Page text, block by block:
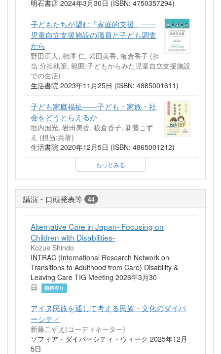
明石書店 2024年3月30日 (ISBN: 4750357294)
子どもたちが望む「家庭的支援」――
児童自立支援施設の職員と子ども調査
から
野田正人, 相澤 仁, 岩田美香, 板倉香子 (担
当:分担執筆, 範囲:子どもからみた児童自立支援施設
での生活)
生活書院 2023年11月25日 (ISBN: 4865001611)
子ども家庭福祉――子ども・家族・社
会をどうとらえるか
垣内国光, 岩田美香, 板倉香子, 新藤こず
え (担当:共著)
生活書院 2020年12月5日 (ISBN: 4865001212)
もっとみる
講演・口頭発表等 44
Alternative Care in Japan- Focusing on
Children with Disabilities-
Kozue Shindo
INTRAC (International Research Network on
Transitions to Adulthood from Care) Disability &
Leaving Care TIG Meeting 2026年3月30
日
招待有り
アイヌ民族を通して考える民族・文化のダイバ
ーシティ
新藤こずえ(コーディネーター)
ソフィア・ダイバーシティ・ウィーク 2025年12月
5日